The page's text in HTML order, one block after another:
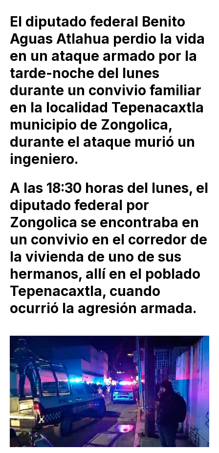
El diputado federal Benito
Aguas Atlahua perdio la vida
en un ataque armado por la
tarde-noche del lunes
durante un convivio familiar
en la localidad Tepenacaxtla
municipio de Zongolica,
durante el ataque murió un
ingeniero.
A las 18:30 horas del lunes, el
diputado federal por
Zongolica se encontraba en
un convivio en el corredor de
la vivienda de uno de sus
hermanos, allí en el poblado
Tepenacaxtla, cuando
ocurrió la agresión armada.